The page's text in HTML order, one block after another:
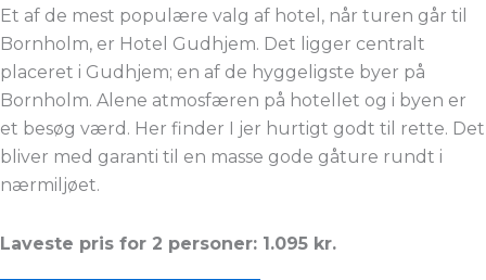
Et af de mest populære valg af hotel, når turen går til
Bornholm, er Hotel Gudhjem. Det ligger centralt
placeret i Gudhjem; en af de hyggeligste byer på
Bornholm. Alene atmosfæren på hotellet og i byen er
et besøg værd. Her finder I jer hurtigt godt til rette. Det
bliver med garanti til en masse gode gåture rundt i
nærmiljøet.
Laveste pris for 2 personer: 1.095 kr.